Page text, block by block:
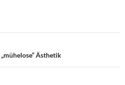
Ästhetik